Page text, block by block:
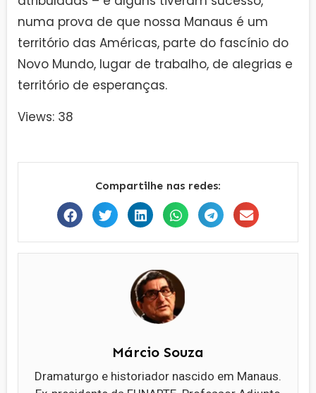
numa prova de que nossa Manaus é um
território das Américas, parte do fascínio do
Novo Mundo, lugar de trabalho, de alegrias e
território de esperanças.
Views: 38
Compartilhe nas redes:
Márcio Souza
Dramaturgo e historiador nascido em Manaus.